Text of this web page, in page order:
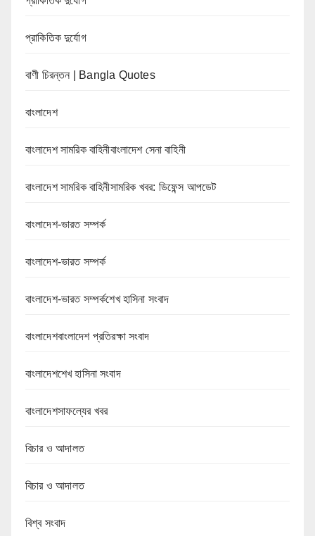
প্রাকিতিক দুর্যোগ
বাণী চিরন্তন | Bangla Quotes
বাংলাদেশ
বাংলাদেশ সামরিক বাহিনীবাংলাদেশ সেনা বাহিনী
বাংলাদেশ সামরিক বাহিনীসামরিক খবর: ডিফেন্স আপডেট
বাংলাদেশ-ভারত সম্পর্ক
বাংলাদেশ-ভারত সম্পর্ক
বাংলাদেশ-ভারত সম্পর্কশেখ হাসিনা সংবাদ
বাংলাদেশবাংলাদেশ প্রতিরক্ষা সংবাদ
বাংলাদেশশেখ হাসিনা সংবাদ
বাংলাদেশসাফল্যের খবর
বিচার ও আদালত
বিচার ও আদালত
বিশ্ব সংবাদ